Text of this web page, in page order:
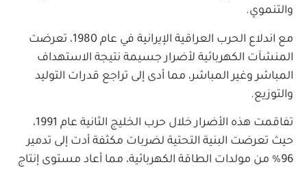
والتنموي.
مع اندلاع الحرب العراقية الإيرانية في عام 1980، تعرضت
المنشآت الكهربائية لأضرار جسيمة نتيجة الاستهداف
المباشر وغير المباشر، مما أدى إلى تراجع قدرات التوليد
والتوزيع.
تفاقمت هذه الأضرار خلال حرب الخليج الثانية عام 1991،
حيث تعرضت البنية التحتية لضربات مكثفة أدت إلى تدمير
96% من مولدات الطاقة الكهربائية، مما أعاد مستوى إنتاج